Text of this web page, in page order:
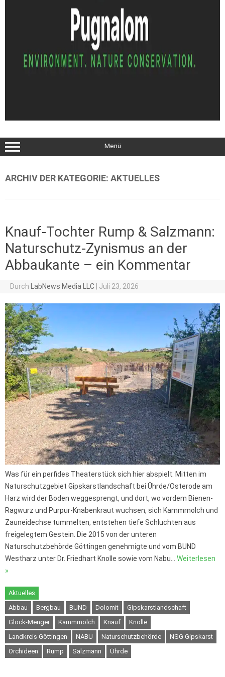
Menü
ARCHIV DER KATEGORIE: AKTUELLES
Knauf-Tochter Rump & Salzmann:
Naturschutz-Zynismus an der
Abbaukante – ein Kommentar
Durch LabNews Media LLC Juli 23, 2026
Was für ein perfides Theaterstück sich hier abspielt: Mitten im
Naturschutzgebiet Gipskarstlandschaft bei Ührde/Osterode am
Harz wird der Boden weggesprengt, und dort, wo vordem Bienen-
Ragwurz und Purpur-Knabenkraut wuchsen, sich Kammmolch und
Zauneidechse tummelten, entstehen tiefe Schluchten aus
freigelegtem Gestein. Die 2015 von der unteren
Naturschutzbehörde Göttingen genehmigte und vom BUND
Westharz unter Dr. Friedhart Knolle sowie vom Nabu… Weiterlesen
»
Aktuelles
Abbau
Bergbau BUND Dolomit
Gipskarstlandschaft
Glock-Menger
Kammmolch Knauf
Knolle
Landkreis Göttingen
NABU Naturschutzbehörde
NSG Gipskarst
Orchideen
Rump Salzmann Ührde